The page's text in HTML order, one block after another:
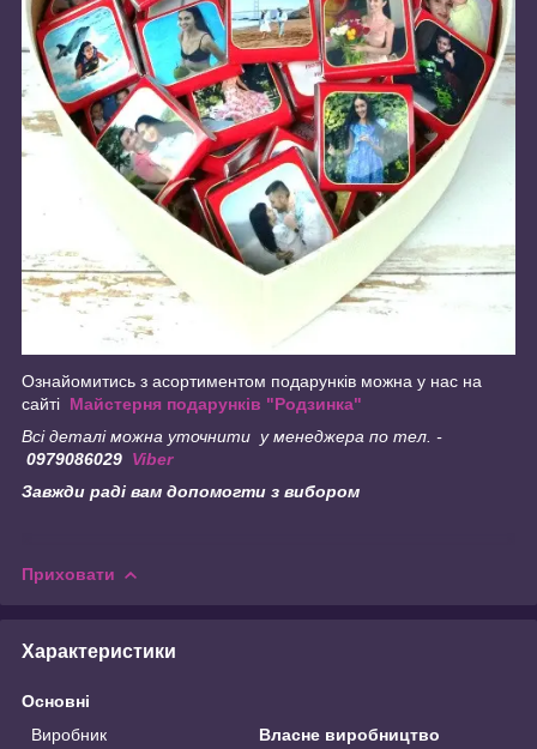
Ознайомитись з асортиментом подарунків можна у нас на
сайті Майстерня подарунків "Родзинка"
Всі деталі можна уточнити у менеджера по тел. -
0979086029 Viber
Завжди раді вам допомогти з вибором
Приховати
Характеристики
Основні
Виробник
Власне виробництво